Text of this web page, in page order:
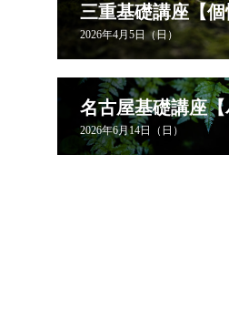
三重基礎講座【
2026年4月5日（日）
2026年6月14日（日）